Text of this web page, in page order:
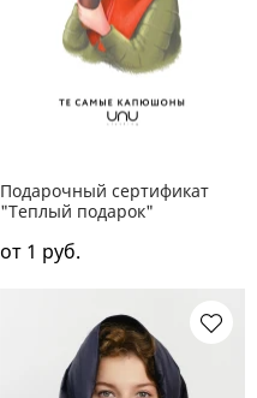
Подарочный сертификат
"Теплый подарок"
от 1 руб.